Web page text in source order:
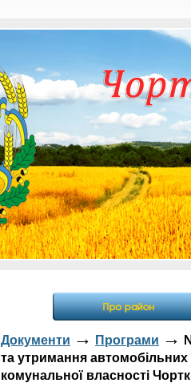
Документи → Програми →
та утримання автомобільних
комунальної власності